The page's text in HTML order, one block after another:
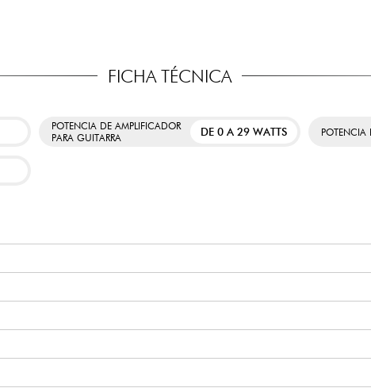
FICHA TÉCNICA
POTENCIA DE AMPLIFICADOR
PARA GUITARRA
DE 0 A 29 WATTS POTENCIA